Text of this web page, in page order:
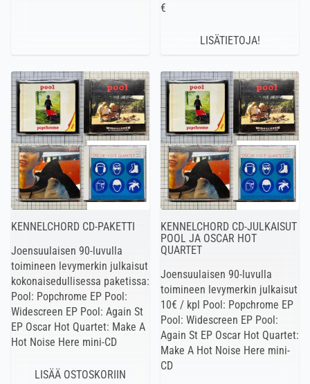
€
LISÄTIETOJA!
KENNELCHORD CD-PAKETTI
Joensuulaisen 90-luvulla
toimineen levymerkin julkaisut
kokonaisedullisessa paketissa:
Pool: Popchrome EP Pool:
Widescreen EP Pool: Again St
EP Oscar Hot Quartet: Make A
Hot Noise Here mini-CD
KENNELCHORD CD-JULKAISUT
POOL JA OSCAR HOT
QUARTET
Joensuulaisen 90-luvulla
toimineen levymerkin julkaisut
10€ / kpl Pool: Popchrome EP
Pool: Widescreen EP Pool:
Again St EP Oscar Hot Quartet:
Make A Hot Noise Here mini-
CD